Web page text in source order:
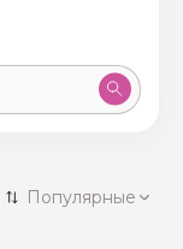
50 экскурсий
Популярные